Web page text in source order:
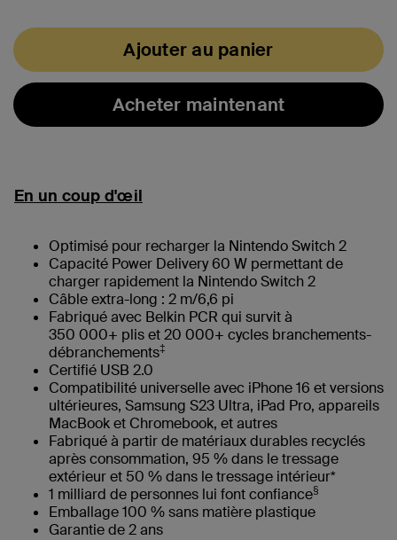
Ajouter au panier
Acheter maintenant
En un coup d'œil
Optimisé pour recharger la Nintendo Switch 2
Capacité Power Delivery 60 W permettant de
charger rapidement la Nintendo Switch 2
Câble extra-long : 2 m/6,6 pi
Fabriqué avec Belkin PCR qui survit à
350 000+ plis et 20 000+ cycles branchements-
débranchements‡
Certifié USB 2.0
Compatibilité universelle avec iPhone 16 et versions
ultérieures, Samsung S23 Ultra, iPad Pro, appareils
MacBook et Chromebook, et autres
Fabriqué à partir de matériaux durables recyclés
après consommation, 95 % dans le tressage
extérieur et 50 % dans le tressage intérieur*
1 milliard de personnes lui font confiance§
Emballage 100 % sans matière plastique
Garantie de 2 ans